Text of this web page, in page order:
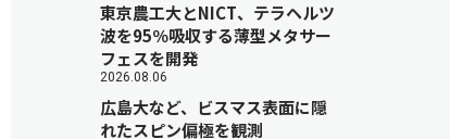
東京農工大とNICT、テラヘルツ
波を95％吸収する薄型メタサー
フェスを開発
2026.08.06
広島大など、ビスマス表面に隠
れたスピン偏極を観測